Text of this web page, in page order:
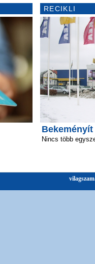
RECIKLI
Bekeményít
Nincs több